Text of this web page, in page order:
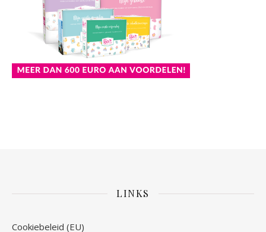
LINKS
Cookiebeleid (EU)